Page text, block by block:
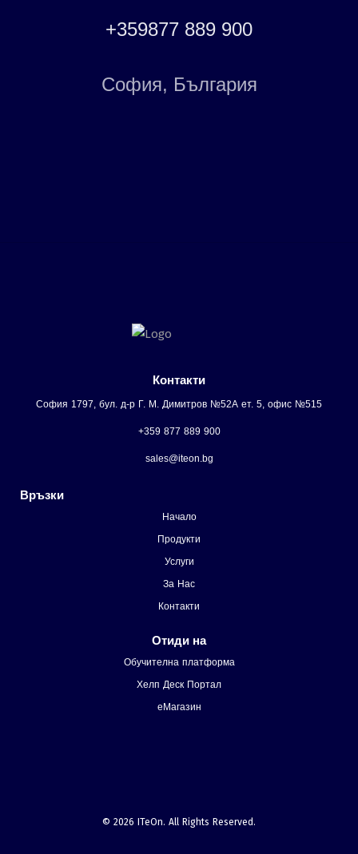
+359877 889 900
София, България
Контакти
София 1797, бул. д-р Г. М. Димитров №52А ет. 5, офис №515
+359 877 889 900
sales@iteon.bg
Връзки
Начало
Продукти
Услуги
За Нас
Контакти
Отиди на
Обучителна платформа
Хелп Деск Портал
еМагазин
© 2026 ITeOn. All Rights Reserved.